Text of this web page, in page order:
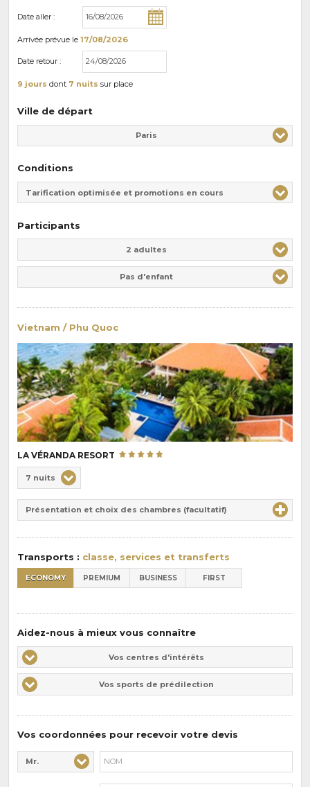
Date aller :
Arrivée prévue le 17/08/2026
Date retour :
9 jours dont 7 nuits sur place
Ville de départ
Paris
Conditions
Tarification optimisée et promotions en cours
Participants
2 adultes
Pas d'enfant
Vietnam / Phu Quoc
LA VÉRANDA RESORT
de
pension
:
Durée
7 nuits
Présentation et choix des chambres (facultatif)
Transports : classe, services et transferts
ECONOMY PREMIUM BUSINESS FIRST
Aidez-nous à mieux vous connaître
Vos
centres
d'intérêts
Vos centres d'intérêts
Vos
sports
Vos sports de prédilection
Vos coordonnées pour recevoir votre devis
Civilité* :
Mr.
Nom* :